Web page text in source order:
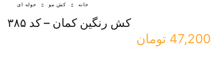
خانه کش مو حوله ای
کش رنگین کمان – کد ۳۸۵
47,200 تومان